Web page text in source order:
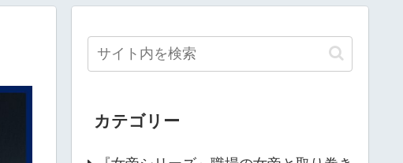
カテゴリー